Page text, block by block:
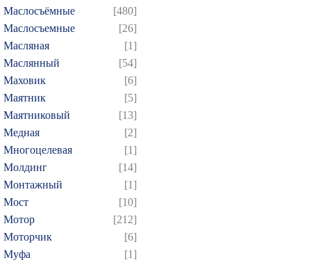
Маслосъёмные
[480]
Маслосъемные
[26]
Масляная
[1]
Маслянный
[54]
Маховик
[6]
Маятник
[5]
Маятниковый
[13]
Медная
[2]
Многоцелевая
[1]
Молдинг
[14]
Монтажный
[1]
Мост
[10]
Мотор
[212]
Моторчик
[6]
Муфа
[1]